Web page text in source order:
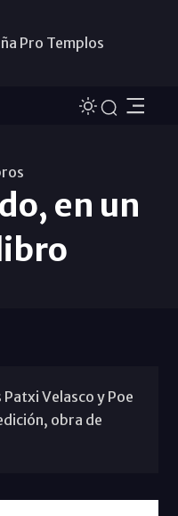
Pro Templos
en un
Velasco y Poe
obra de